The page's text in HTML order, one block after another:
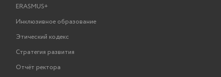
ERASMUS+
Инклюзивное образование
Этический кодекс
Стратегия развития
Отчёт ректора